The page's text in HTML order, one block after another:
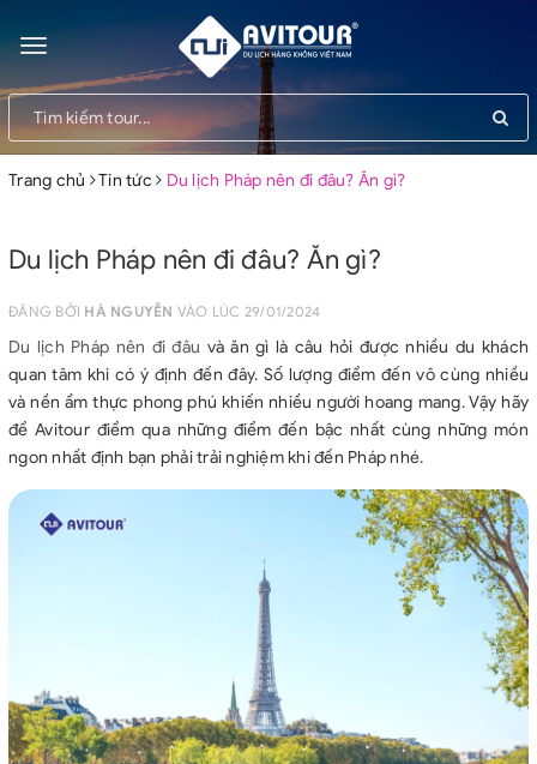
Toggle
navigation
Trang chủ Tin tức Du lịch Pháp nên đi đâu? Ăn gì?
Du lịch Pháp nên đi đâu? Ăn gì?
ĐĂNG BỞI HÀ NGUYỄN VÀO LÚC 29/01/2024
Du lịch Pháp nên đi đâu và ăn gì là câu hỏi được nhiều du khách
quan tâm khi có ý định đến đây. Số lượng điểm đến vô cùng nhiều
và nền ẩm thực phong phú khiến nhiều người hoang mang. Vậy hãy
để Avitour điểm qua những điểm đến bậc nhất cùng những món
ngon nhất định bạn phải trải nghiệm khi đến Pháp nhé.